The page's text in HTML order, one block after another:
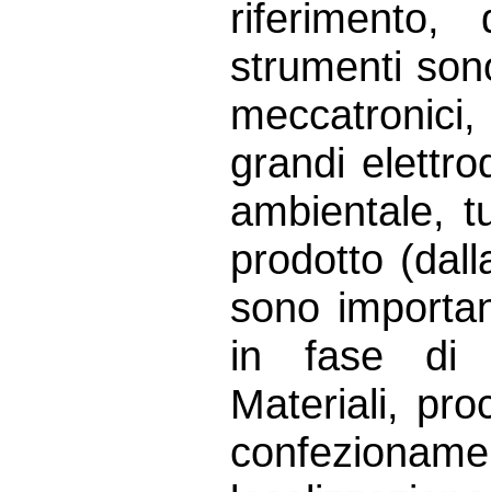
strumenti
grandi
ambientale,
prodotto
sono
in fase di
Materiali,